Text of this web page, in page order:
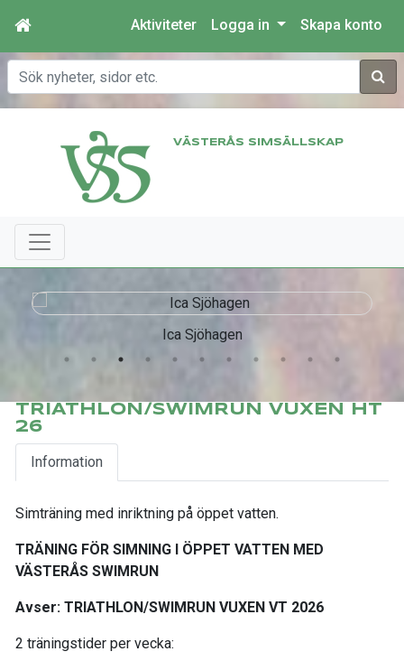
Aktiviteter Logga in Skapa konto
Sök
VÄSTERÅS SIMSÄLLSKAP
Ica Sjöhagen
TRIATHLON/SWIMRUN VUXEN HT
26
Information
Simträning med inriktning på öppet vatten.
TRÄNING FÖR SIMNING I ÖPPET VATTEN MED
VÄSTERÅS SWIMRUN
Avser: TRIATHLON/SWIMRUN VUXEN VT 2026
2 träningstider per vecka: